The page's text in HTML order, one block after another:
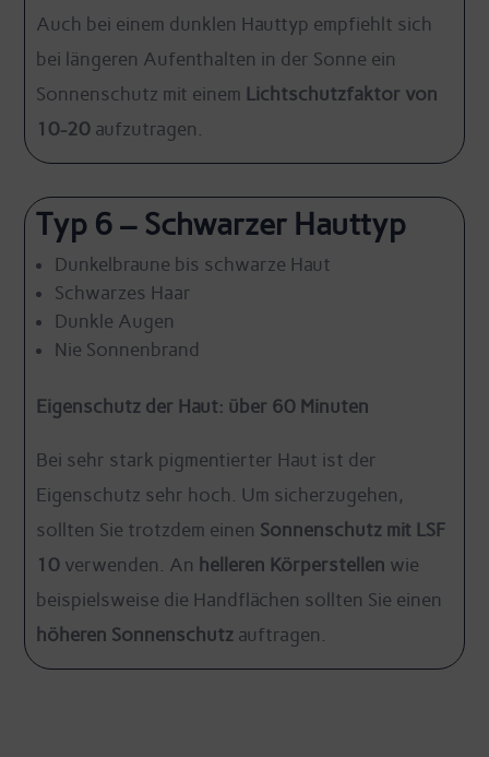
Auch bei einem dunklen Hauttyp empfiehlt sich
bei längeren Aufenthalten in der Sonne ein
Sonnenschutz mit einem Lichtschutzfaktor von
10-20 aufzutragen.
Typ 6 – Schwarzer Hauttyp
Dunkelbraune bis schwarze Haut
Schwarzes Haar
Dunkle Augen
Nie Sonnenbrand
Eigenschutz der Haut: über 60 Minuten
Bei sehr stark pigmentierter Haut ist der
Eigenschutz sehr hoch. Um sicherzugehen,
sollten Sie trotzdem einen Sonnenschutz mit LSF
10 verwenden. An helleren Körperstellen wie
beispielsweise die Handflächen sollten Sie einen
höheren Sonnenschutz auftragen.